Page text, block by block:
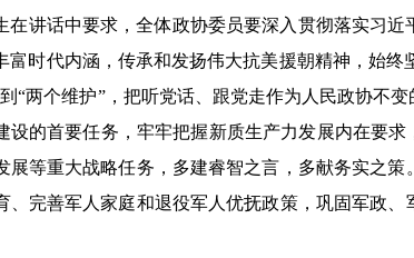
在讲话中要求，全体政协委员要深入贯彻落实习
富时代内涵，传承和发扬伟大抗美援朝精神，始终
“两个维护”，把听党话、跟党走作为人民政协不
设的首要任务，牢牢把握新质生产力发展内在要
展等重大战略任务，多建睿智之言，多献务实之
、完善军人家庭和退役军人优抚政策，巩固军政